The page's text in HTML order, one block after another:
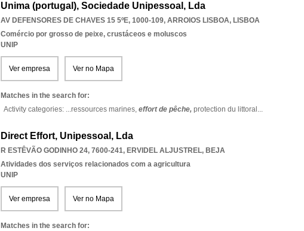
Unima (portugal), Sociedade Unipessoal, Lda
AV DEFENSORES DE CHAVES 15 5ºE, 1000-109, ARROIOS LISBOA, LISBOA
Comércio por grosso de peixe, crustáceos e moluscos
UNIP
Ver empresa Ver no Mapa
Matches in the search for:
Activity categories: ...ressources marines, effort de pêche, protection du littoral ...
Direct Effort, Unipessoal, Lda
R ESTÊVÃO GODINHO 24, 7600-241, ERVIDEL ALJUSTREL, BEJA
Atividades dos serviços relacionados com a agricultura
UNIP
Ver empresa Ver no Mapa
Matches in the search for: